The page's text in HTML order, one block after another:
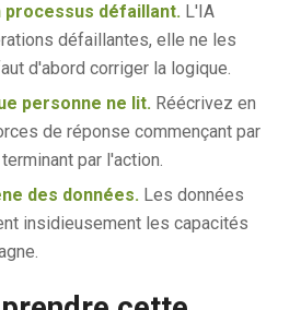
processus défaillant.L'IA
défaillantes, elle ne les
d'abord corriger la logique.
personne ne lit.Réécrivez en
de réponse commençant par
par l'action.
des données.Les données
insidieusement les capacités